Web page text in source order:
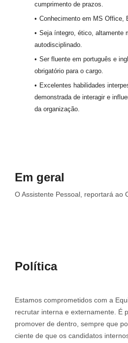
cumprimento de prazos.
Conhecimento em MS Office,
Seja íntegro, ético, altamente
autodisciplinado.
Ser fluente em português e
obrigatório para o cargo.
Excelentes habilidades
demonstrada de interagir e
da organização.
Em geral
O Assistente Pessoal, reportará ao
Política
Estamos comprometidos com a
recrutar interna e externamente. É
promover de dentro, sempre que
ciente de que os candidatos